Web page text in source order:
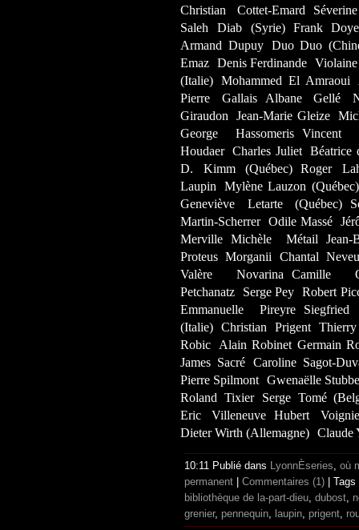
Christian Cottet-Emard
Saleh Diab (Syrie)
Frank
Armand Dupuy
Duo Duo
Emaz Denis Ferdinande
Violaine
(Italie) Mohammed El Amraoui
Pierre Gallais
Albane Gellé
Giraudon
Jean-Marie Gleize
George Hassomeris Vincent
Houdaer Charles Juliet Béatrice
D. Kimm (Québec)
Roger
Laupin
Mylène Lauzon (Québec)
Geneviève Letarte (Québec)
Martin-Scherrer Odile Massé
Merville Michèle Métail
Proteus Morganii
Chantal
Valère Novarina
Camille
Petchanatz
Serge Pey
Robert
Emmanuelle Pireyre
Siegfried
(Italie) Christian Prigent
Robic
Alain Robinet Germain
James Sacré
Caroline Sagot-
Pierre Spilmont Gwenaëlle
Roland Tixier
Serge Tomé
Eric Villeneuve
Hubert
Dieter Wirth (Allemagne) Claude
10:11 Publié dans LyonnÈseries, où
permanent
Commentaires (1) |
bibliothèque de la-part-dieu, dubost,
grenier, pennequin, laupin, prigent,